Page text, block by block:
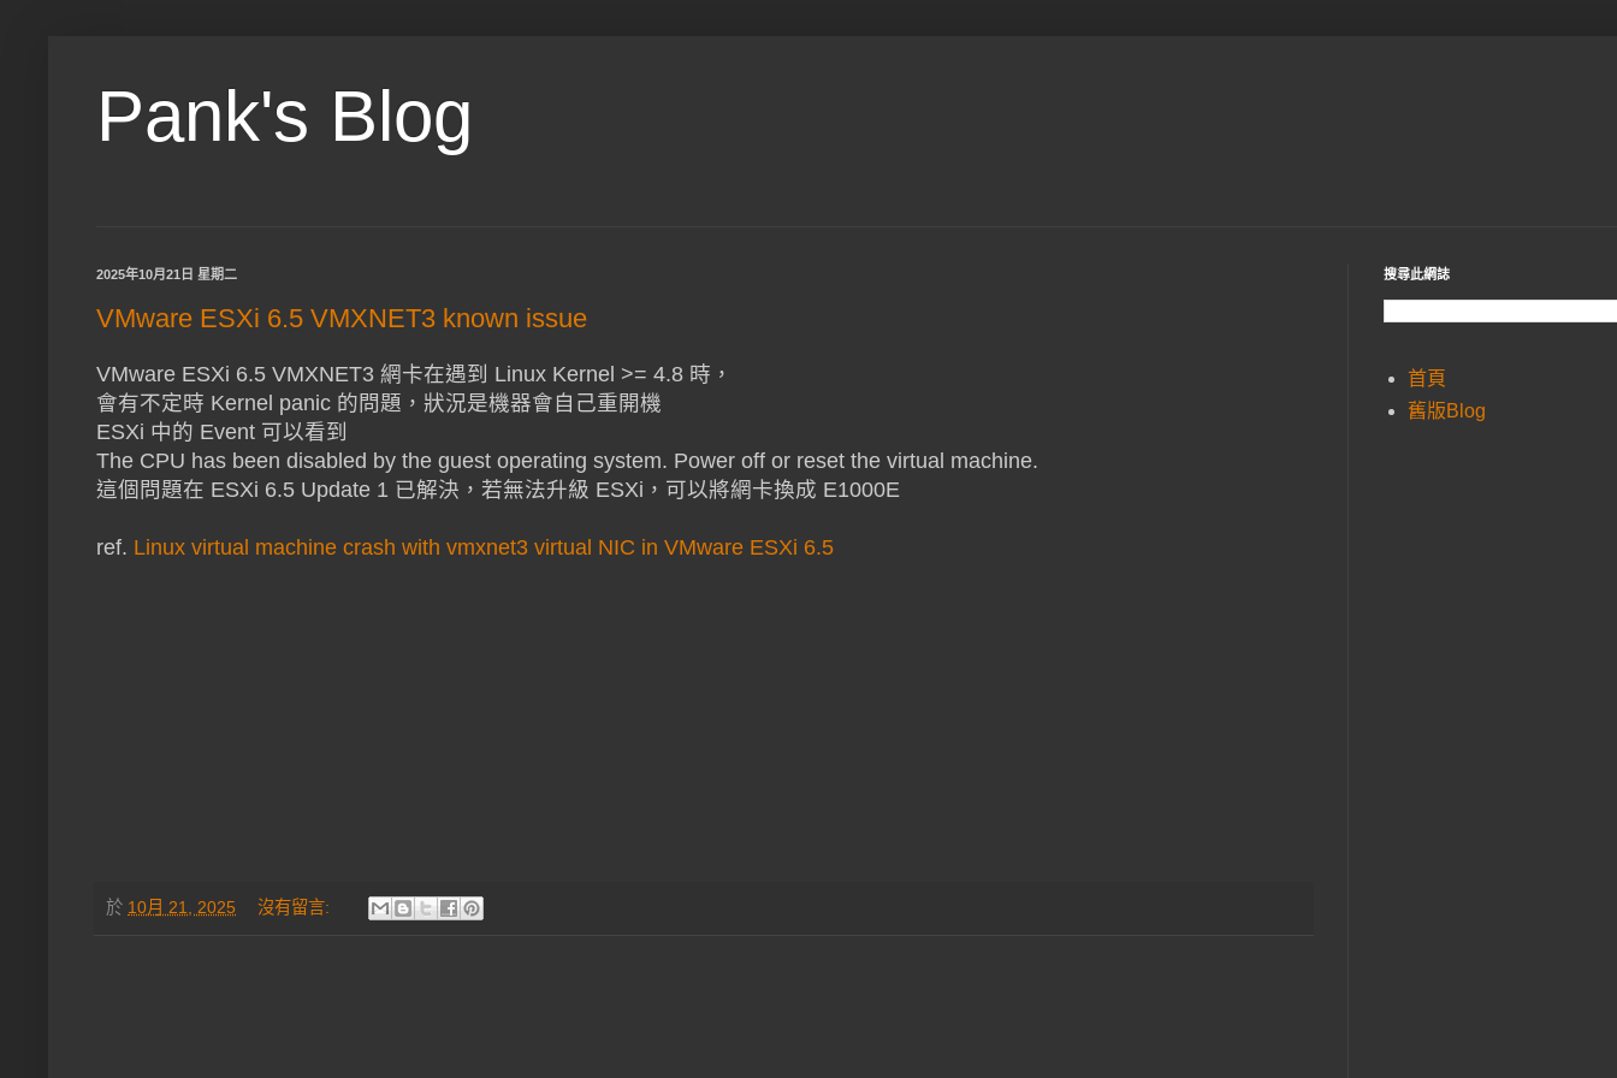
Pank's Blog
2025年10月21日 星期二
VMware ESXi 6.5 VMXNET3 known issue
VMware ESXi 6.5 VMXNET3 網卡在遇到 Linux Kernel >= 4.8 時，
會有不定時 Kernel panic 的問題，狀況是機器會自己重開機
ESXi 中的 Event 可以看到
The CPU has been disabled by the guest operating system. Power off or reset the virtual machine.
這個問題在 ESXi 6.5 Update 1 已解決，若無法升級 ESXi，可以將網卡換成 E1000E
ref. Linux virtual machine crash with vmxnet3 virtual NIC in VMware ESXi 6.5
於 10月 21, 2025 沒有留言:
搜尋此網誌
首頁
舊版Blog